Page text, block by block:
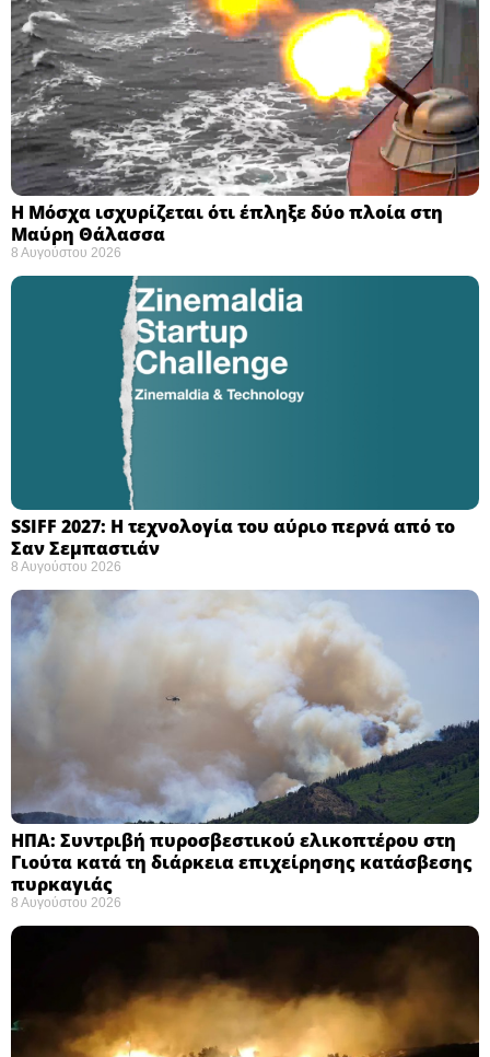
Η Μόσχα ισχυρίζεται ότι έπληξε δύο πλοία στη
Μαύρη Θάλασσα ​
8 Αυγούστου 2026
SSIFF 2027: Η τεχνολογία του αύριο περνά από το
Σαν Σεμπαστιάν ​
8 Αυγούστου 2026
ΗΠΑ: Συντριβή πυροσβεστικού ελικοπτέρου στη
Γιούτα κατά τη διάρκεια επιχείρησης κατάσβεσης
πυρκαγιάς ​
8 Αυγούστου 2026